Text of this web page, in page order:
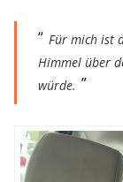
Für mich ist
Himmel über
würde.